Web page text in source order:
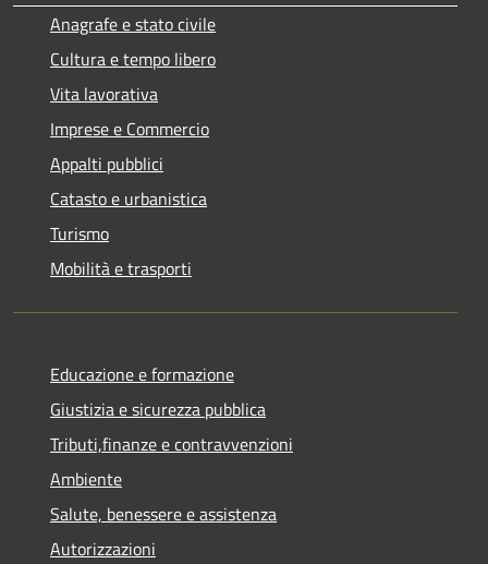
Anagrafe e stato civile
Cultura e tempo libero
Vita lavorativa
Imprese e Commercio
Appalti pubblici
Catasto e urbanistica
Turismo
Mobilità e trasporti
Educazione e formazione
Giustizia e sicurezza pubblica
Tributi,finanze e contravvenzioni
Ambiente
Salute, benessere e assistenza
Autorizzazioni